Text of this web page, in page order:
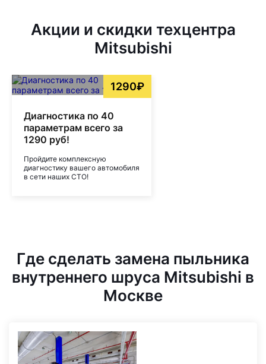
Акции и скидки техцентра
Mitsubishi
1290₽
Диагностика по 40
параметрам всего за
1290 руб!
Пройдите комплексную
диагностику вашего автомобиля
в сети наших СТО!
Где сделать замена пыльника
внутреннего шруса Mitsubishi в
Москве